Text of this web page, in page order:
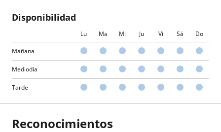
Disponibilidad
Lu Ma Mi Ju Vi Sá Do
Mañana
Mediodía
Tarde
Reconocimientos